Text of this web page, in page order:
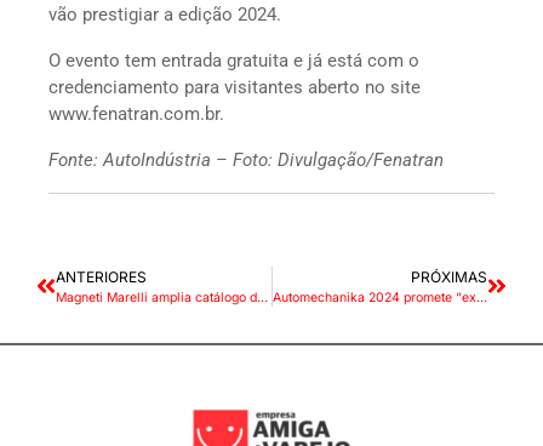
vão prestigiar a edição 2024.
O evento tem entrada gratuita e já está com o
credenciamento para visitantes aberto no site
www.fenatran.com.br.
Fonte: AutoIndústria – Foto: Divulgação/Fenatran
ANTERIORES
Magneti Marelli amplia catálogo de bombas de óleo para pesados
PRÓXIMAS
Automechanika 2024 promete “experiência imersiva” aos visitantes